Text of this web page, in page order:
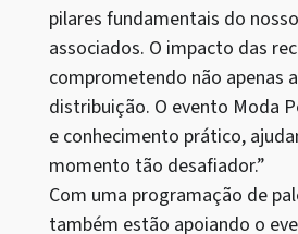
pilares fundamentais do
associados. O impacto das
comprometendo não apenas
distribuição. O evento Moda
e conhecimento prático,
momento tão desafiador.”
Com uma programação de
também estão apoiando o